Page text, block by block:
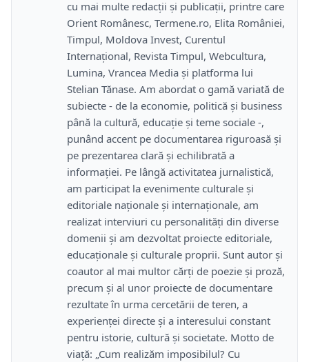
cu mai multe redacții și publicații, printre care
Orient Românesc, Termene.ro, Elita României,
Timpul, Moldova Invest, Curentul
Internațional, Revista Timpul, Webcultura,
Lumina, Vrancea Media și platforma lui
Stelian Tănase. Am abordat o gamă variată de
subiecte - de la economie, politică și business
până la cultură, educație și teme sociale -,
punând accent pe documentarea riguroasă și
pe prezentarea clară și echilibrată a
informației. Pe lângă activitatea jurnalistică,
am participat la evenimente culturale și
editoriale naționale și internaționale, am
realizat interviuri cu personalități din diverse
domenii și am dezvoltat proiecte editoriale,
educaționale și culturale proprii. Sunt autor și
coautor al mai multor cărți de poezie și proză,
precum și al unor proiecte de documentare
rezultate în urma cercetării de teren, a
experienței directe și a interesului constant
pentru istorie, cultură și societate. Motto de
viață: „Cum realizăm imposibilul? Cu